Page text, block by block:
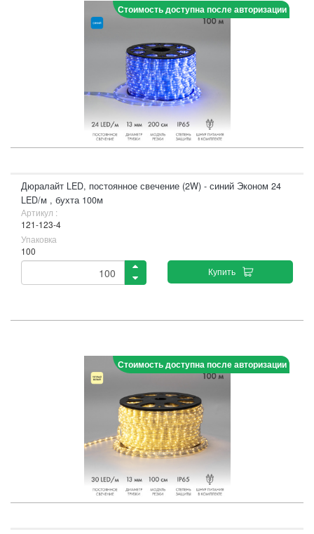
Стоимость доступна после авторизации
Дюралайт LED, постоянное свечение (2W) - синий Эконом 24
LED/м , бухта 100м
Артикул :
121-123-4
Упаковка
100
Купить
Стоимость доступна после авторизации